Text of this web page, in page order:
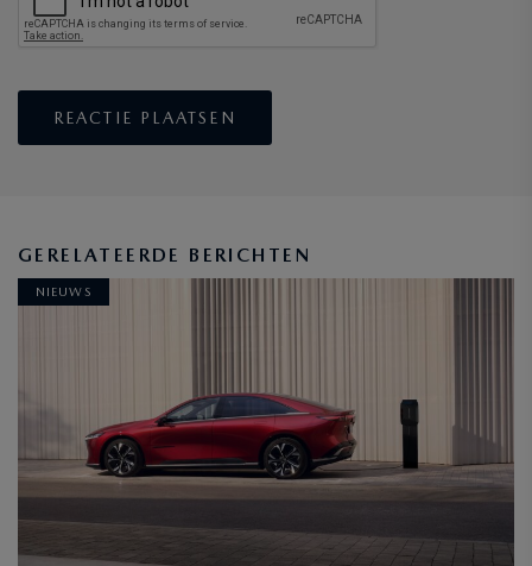
GERELATEERDE BERICHTEN
NIEUWS